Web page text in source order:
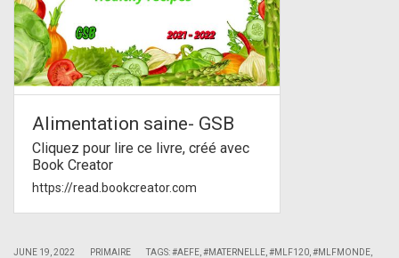
Alimentation saine- GSB
Cliquez pour lire ce livre, créé avec
Book Creator
https://read.bookcreator.com
JUNE 19, 2022 PRIMAIRE TAGS:#AEFE #MATERNELLE #MLF120 #MLFMONDE